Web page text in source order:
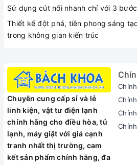
Sử dụng cút nối nhanh chỉ với 3
Thiết kế đột phá, tiên phong sáng
trong không gian kiến trúc
Chuyên cung cấp sỉ và lẻ
linh kiện, vật tư điện lạnh
chính hãng cho điều hòa, tủ
lạnh, máy giặt với giá cạnh
tranh nhất thị trường, cam
kết sản phẩm chính hãng, đa